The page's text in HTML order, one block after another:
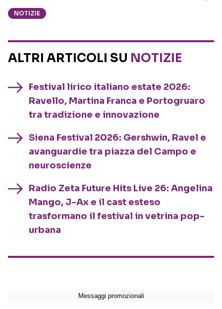
NOTIZIE
ALTRI ARTICOLI SU NOTIZIE
Festival lirico italiano estate 2026:
Ravello, Martina Franca e Portogruaro
tra tradizione e innovazione
Siena Festival 2026: Gershwin, Ravel e
avanguardie tra piazza del Campo e
neuroscienze
Radio Zeta Future Hits Live 26: Angelina
Mango, J-Ax e il cast esteso
trasformano il festival in vetrina pop-
urbana